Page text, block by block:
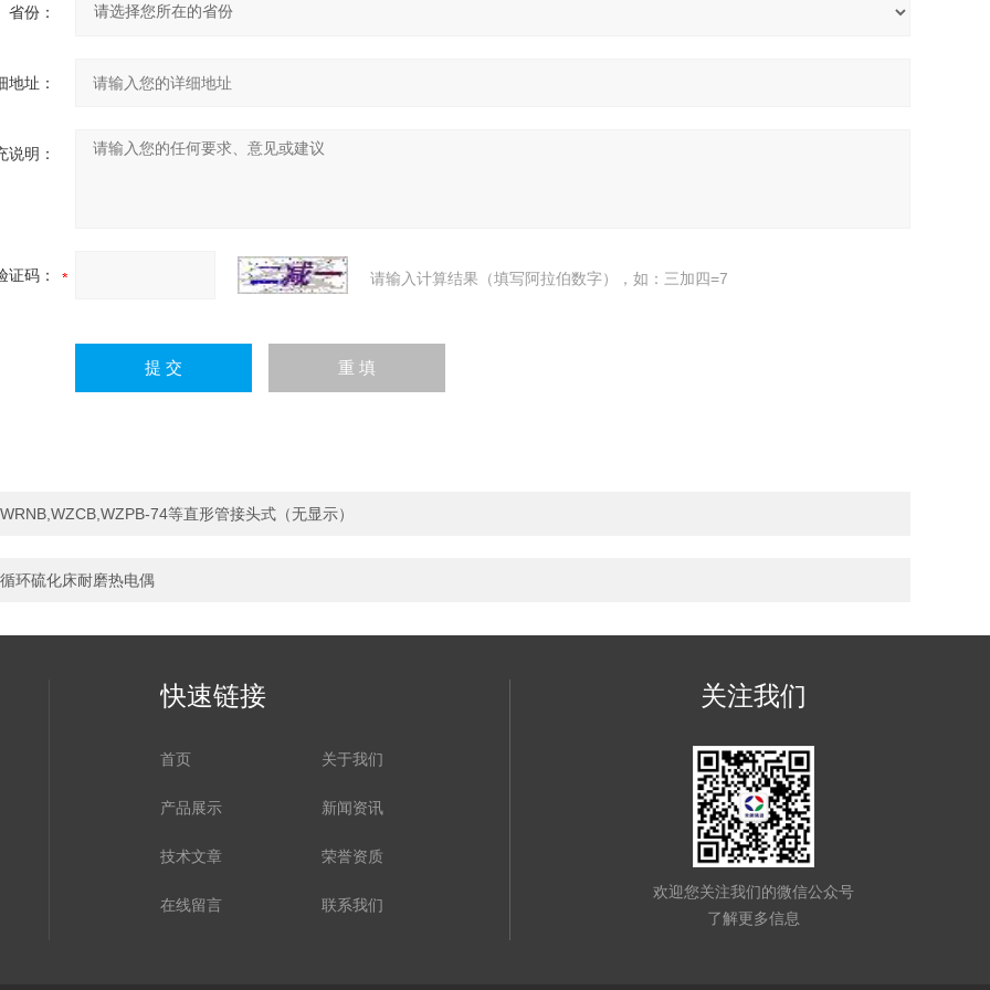
省份：
地址：
说明：
证码： 请输入计算结果（填写阿拉伯数字），如：三加四=7
WRNB,WZCB,WZPB-74等直形管接头式（无显示）
循环硫化床耐磨热电偶
快速链接
首页 关于我们
产品展示 新闻资讯
技术文章 荣誉资质
在线留言 联系我们
关注我们
欢迎您关注我们的微信公众号
了解更多信息